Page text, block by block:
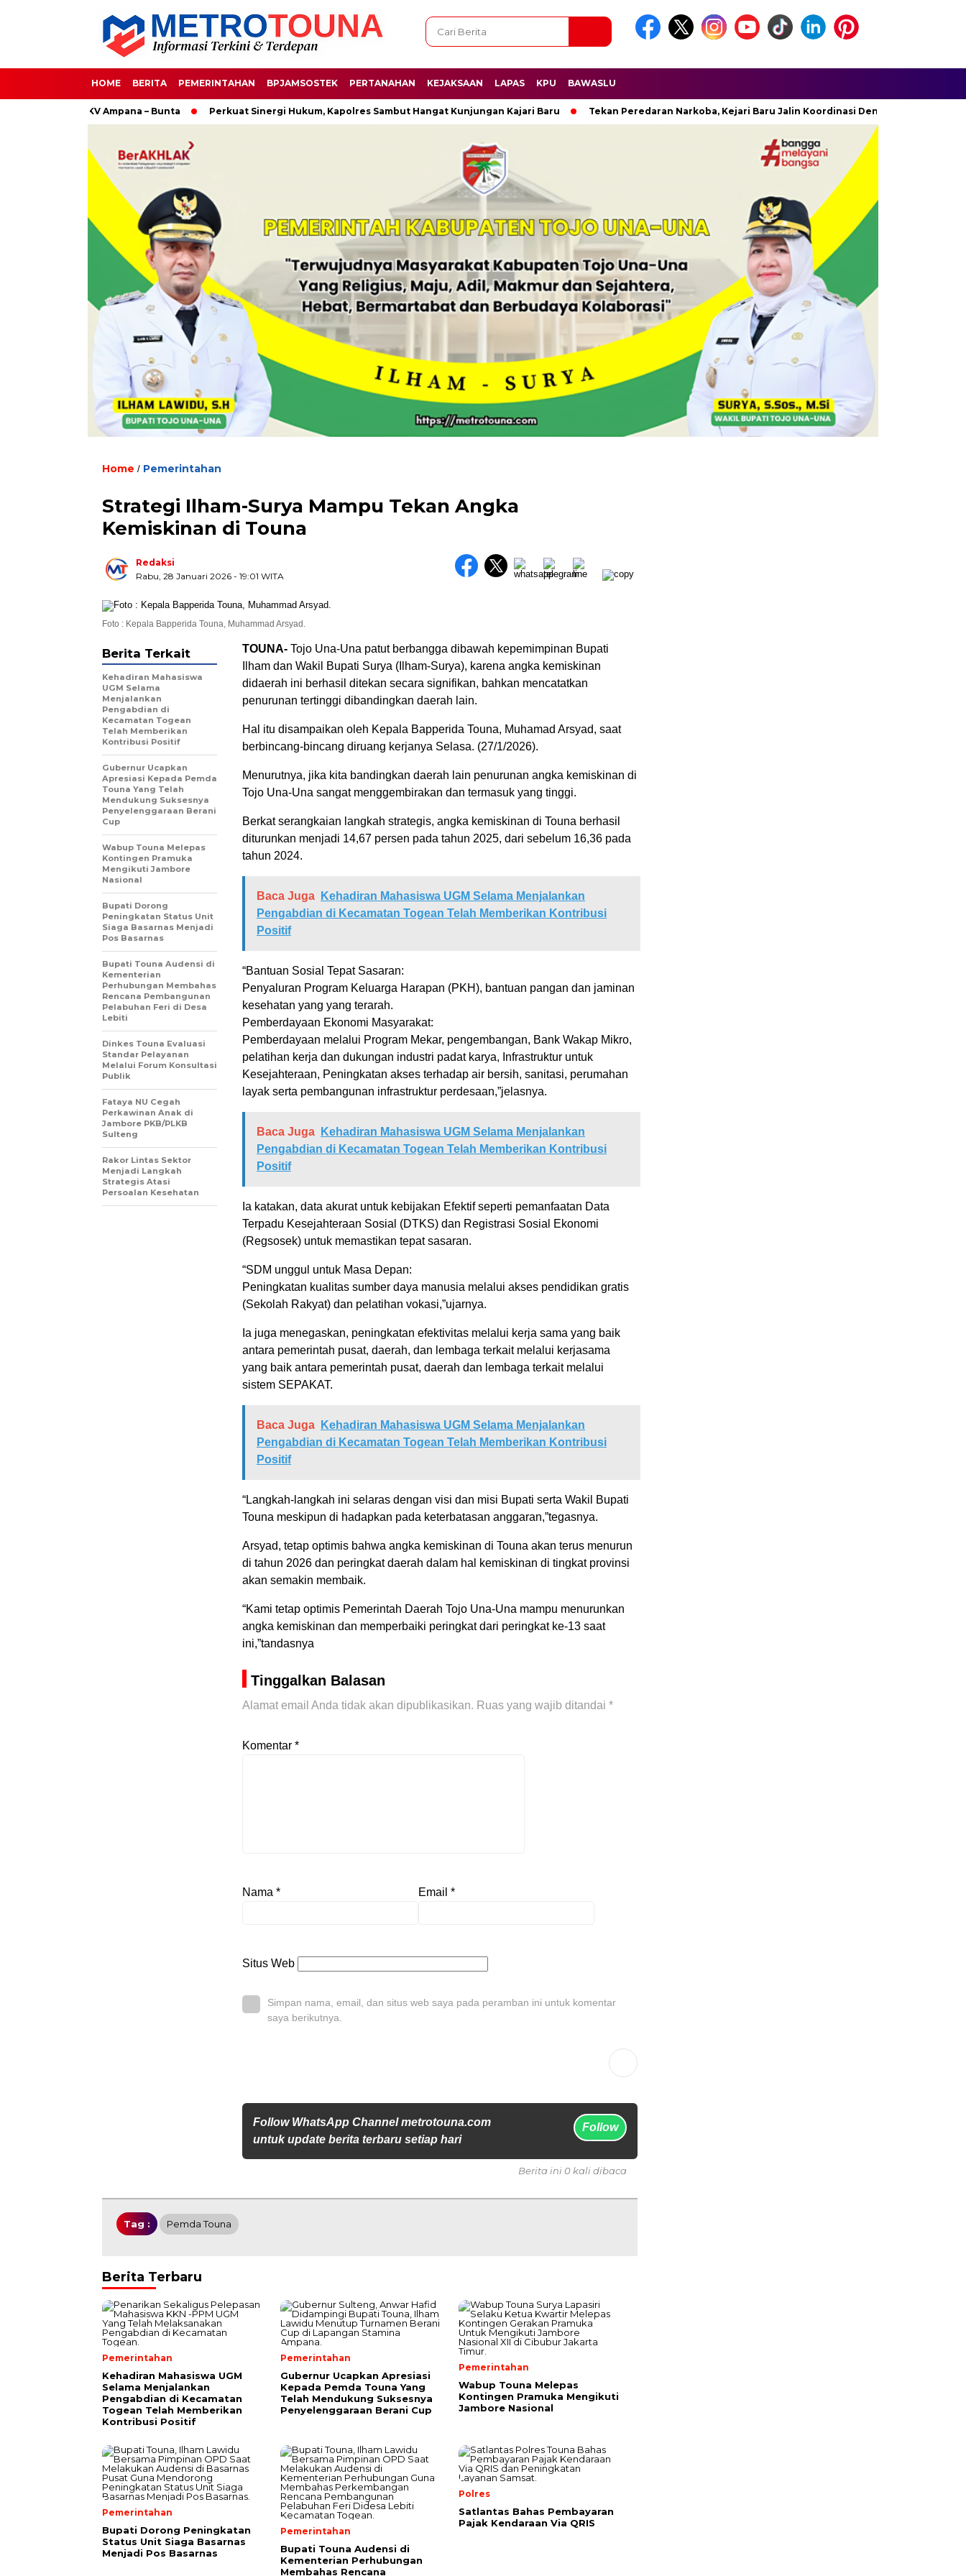
HOME BERITA PEMERINTAHAN BPJAMSOSTEK PERTANAHAN KEJAKSAAN LAPAS KPU BAWASLU
SUTT 150 KV Ampana – Bunta Perkuat Sinergi Hukum, Kapolres Sambut Hangat Kunjungan Kajari Baru Tekan Peredaran Narkoba, Kejari Baru Jalin Koordinasi Dengan BNNK Touna
Home / Pemerintahan
Strategi Ilham-Surya Mampu Tekan Angka
Kemiskinan di Touna
Redaksi
Rabu, 28 Januari 2026 - 19:01 WITA
Foto : Kepala Bapperida Touna, Muhammad Arsyad.
TOUNA- Tojo Una-Una patut berbangga dibawah kepemimpinan Bupati
Ilham dan Wakil Bupati Surya (Ilham-Surya), karena angka kemiskinan
didaerah ini berhasil ditekan secara signifikan, bahkan mencatatkan
penurunan tertinggi dibandingkan daerah lain.
Hal itu disampaikan oleh Kepala Bapperida Touna, Muhamad Arsyad, saat
berbincang-bincang diruang kerjanya Selasa. (27/1/2026).
Menurutnya, jika kita bandingkan daerah lain penurunan angka kemiskinan di
Tojo Una-Una sangat menggembirakan dan termasuk yang tinggi.
Berkat serangkaian langkah strategis, angka kemiskinan di Touna berhasil
diturunkan menjadi 14,67 persen pada tahun 2025, dari sebelum 16,36 pada
tahun 2024.
Baca Juga
Kehadiran Mahasiswa UGM Selama Menjalankan
Pengabdian di Kecamatan Togean Telah Memberikan Kontribusi
Positif
“Bantuan Sosial Tepat Sasaran:
Penyaluran Program Keluarga Harapan (PKH), bantuan pangan dan jaminan
kesehatan yang yang terarah.
Pemberdayaan Ekonomi Masyarakat:
Pemberdayaan melalui Program Mekar, pengembangan, Bank Wakap Mikro,
pelatihan kerja dan dukungan industri padat karya, Infrastruktur untuk
Kesejahteraan, Peningkatan akses terhadap air bersih, sanitasi, perumahan
layak serta pembangunan infrastruktur perdesaan,”jelasnya.
Baca Juga
Kehadiran Mahasiswa UGM Selama Menjalankan
Pengabdian di Kecamatan Togean Telah Memberikan Kontribusi
Positif
Ia katakan, data akurat untuk kebijakan Efektif seperti pemanfaatan Data
Terpadu Kesejahteraan Sosial (DTKS) dan Registrasi Sosial Ekonomi
(Regsosek) untuk memastikan tepat sasaran.
“SDM unggul untuk Masa Depan:
Peningkatan kualitas sumber daya manusia melalui akses pendidikan gratis
(Sekolah Rakyat) dan pelatihan vokasi,”ujarnya.
Ia juga menegaskan, peningkatan efektivitas melalui kerja sama yang baik
antara pemerintah pusat, daerah, dan lembaga terkait melalui kerjasama
yang baik antara pemerintah pusat, daerah dan lembaga terkait melalui
sistem SEPAKAT.
Baca Juga
Kehadiran Mahasiswa UGM Selama Menjalankan
Pengabdian di Kecamatan Togean Telah Memberikan Kontribusi
Positif
“Langkah-langkah ini selaras dengan visi dan misi Bupati serta Wakil Bupati
Touna meskipun di hadapkan pada keterbatasan anggaran,”tegasnya.
Arsyad, tetap optimis bahwa angka kemiskinan di Touna akan terus menurun
di tahun 2026 dan peringkat daerah dalam hal kemiskinan di tingkat provinsi
akan semakin membaik.
“Kami tetap optimis Pemerintah Daerah Tojo Una-Una mampu menurunkan
angka kemiskinan dan memperbaiki peringkat dari peringkat ke-13 saat
ini,”tandasnya
Tinggalkan Balasan
Alamat email Anda tidak akan dipublikasikan. Ruas yang wajib ditandai *
Komentar *
Nama * Email *
Situs Web
Simpan nama, email, dan situs web saya pada peramban ini untuk komentar
saya berikutnya.
Follow WhatsApp Channel metrotouna.com
untuk update berita terbaru setiap hari
Follow
Berita Terkait
Kehadiran Mahasiswa
UGM Selama
Menjalankan
Pengabdian di
Kecamatan Togean
Telah Memberikan
Kontribusi Positif
Gubernur Ucapkan
Apresiasi Kepada Pemda
Touna Yang Telah
Mendukung Suksesnya
Penyelenggaraan Berani
Cup
Wabup Touna Melepas
Kontingen Pramuka
Mengikuti Jambore
Nasional
Bupati Dorong
Peningkatan Status Unit
Siaga Basarnas Menjadi
Pos Basarnas
Bupati Touna Audensi di
Kementerian
Perhubungan Membahas
Rencana Pembangunan
Pelabuhan Feri di Desa
Lebiti
Dinkes Touna Evaluasi
Standar Pelayanan
Melalui Forum Konsultasi
Publik
Fataya NU Cegah
Perkawinan Anak di
Jambore PKB/PLKB
Sulteng
Rakor Lintas Sektor
Menjadi Langkah
Strategis Atasi
Persoalan Kesehatan
Berita ini 0 kali dibaca
Tag : Pemda Touna
Berita Terbaru
Pemerintahan
Kehadiran Mahasiswa UGM
Selama Menjalankan
Pengabdian di Kecamatan
Togean Telah Memberikan
Kontribusi Positif
Pemerintahan
Gubernur Ucapkan Apresiasi
Kepada Pemda Touna Yang
Telah Mendukung Suksesnya
Penyelenggaraan Berani Cup
Pemerintahan
Wabup Touna Melepas
Kontingen Pramuka Mengikuti
Jambore Nasional
Pemerintahan
Bupati Dorong Peningkatan
Status Unit Siaga Basarnas
Menjadi Pos Basarnas
Pemerintahan
Bupati Touna Audensi di
Kementerian Perhubungan
Membahas Rencana
Polres
Satlantas Bahas Pembayaran
Pajak Kendaraan Via QRIS